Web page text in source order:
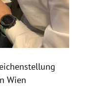
Wien